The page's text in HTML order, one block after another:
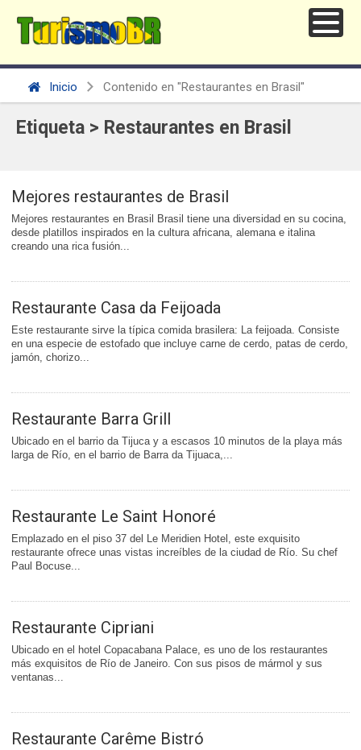
Inicio Contenido en "Restaurantes en Brasil"
Etiqueta > Restaurantes en Brasil
Mejores restaurantes de Brasil
Mejores restaurantes en Brasil Brasil tiene una diversidad en su cocina,
desde platillos inspirados en la cultura africana, alemana e italina
creando una rica fusión...
Restaurante Casa da Feijoada
Este restaurante sirve la típica comida brasilera: La feijoada. Consiste
en una especie de estofado que incluye carne de cerdo, patas de cerdo,
jamón, chorizo...
Restaurante Barra Grill
Ubicado en el barrio da Tijuca y a escasos 10 minutos de la playa más
larga de Río, en el barrio de Barra da Tijuaca,...
Restaurante Le Saint Honoré
Emplazado en el piso 37 del Le Meridien Hotel, este exquisito
restaurante ofrece unas vistas increíbles de la ciudad de Río. Su chef
Paul Bocuse...
Restaurante Cipriani
Ubicado en el hotel Copacabana Palace, es uno de los restaurantes
más exquisitos de Río de Janeiro. Con sus pisos de mármol y sus
ventanas...
Restaurante Carême Bistró